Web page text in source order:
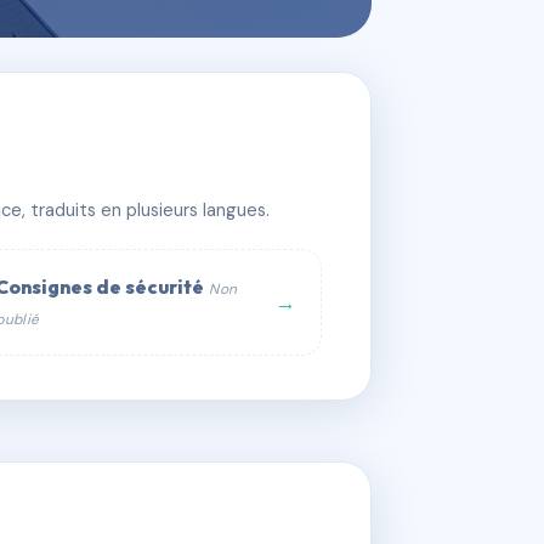
traduits en plusieurs langues.
de sécurité Non
→